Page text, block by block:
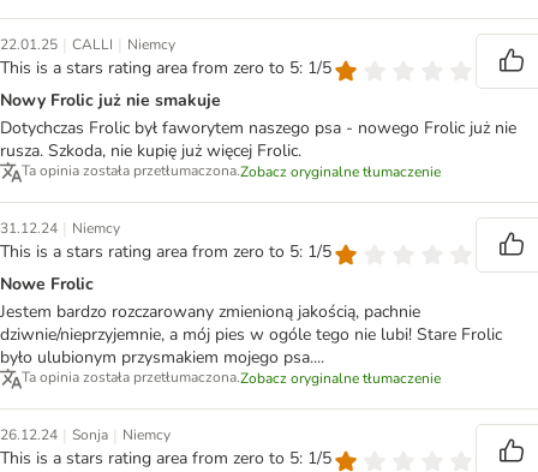
22.01.25 | CALLI | Niemcy
This is a stars rating area from zero to 5: 1/5
Nowy Frolic już nie smakuje
Dotychczas Frolic był faworytem naszego psa - nowego Frolic już nie
rusza. Szkoda, nie kupię już więcej Frolic.
Ta opinia została przetłumaczona.Zobacz oryginalne tłumaczenie
31.12.24 | Niemcy
This is a stars rating area from zero to 5: 1/5
Nowe Frolic
Jestem bardzo rozczarowany zmienioną jakością, pachnie
dziwnie/nieprzyjemnie, a mój pies w ogóle tego nie lubi! Stare Frolic
było ulubionym przysmakiem mojego psa....
Ta opinia została przetłumaczona.Zobacz oryginalne tłumaczenie
26.12.24 | Sonja | Niemcy
This is a stars rating area from zero to 5: 1/5